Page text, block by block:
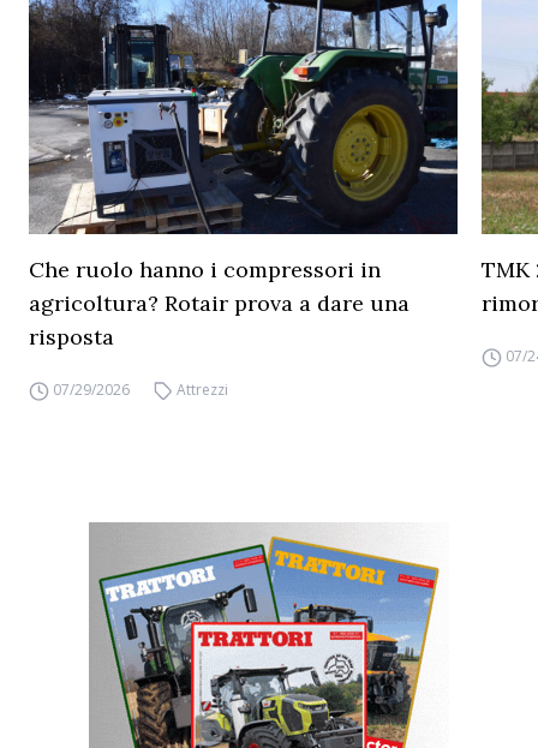
Che ruolo hanno i compressori in
agricoltura? Rotair prova a dare una
risposta
07/29/2026 Attrezzi
TMK
07/